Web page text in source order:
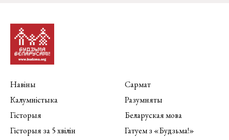
Навіны
Калумністыка
Гісторыя
Гісторыя за 5 хвілін
Сармат
Разумняты
Беларуская мова
Гатуем з «Будзьма!»